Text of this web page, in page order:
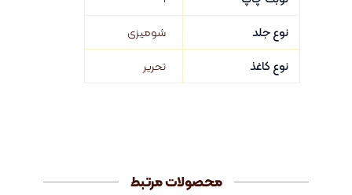
نوع جلد
شومیزی
نوع کاغذ
تحریر
محصولات مرتبط